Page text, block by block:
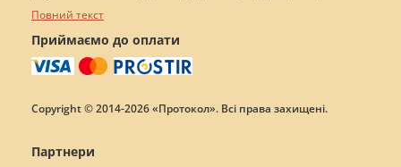
Повний текст
Приймаємо до оплати
Copyright © 2014-2026 «Протокол». Всі права захищені.
Партнери